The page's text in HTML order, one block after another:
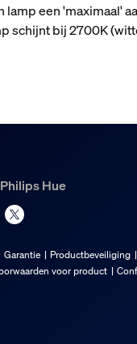
lamp een 'maximaal'
schijnt bij 2700K
Hue
Garantie Productbeveiliging
voor product